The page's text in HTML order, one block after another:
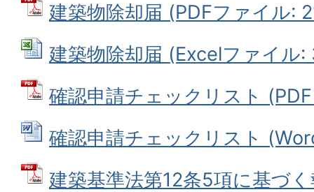
建築物除却届 (PDFファイル:
建築物除却届 (Excelファイル:
確認申請チェックリスト
確認申請チェックリスト
建築基準法第12条5項に基づ